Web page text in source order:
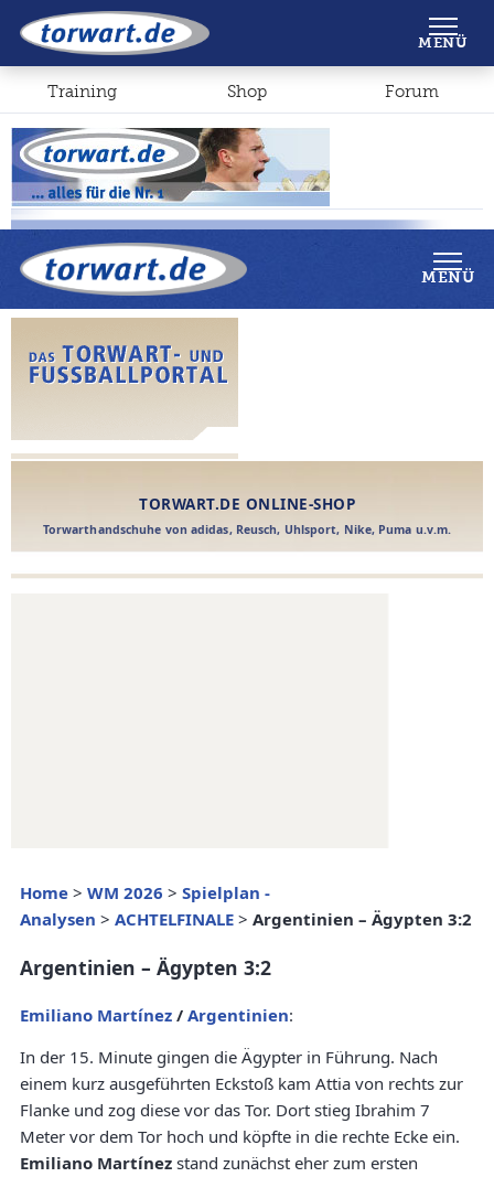
Shop Forum
MENÜ
Home > WM 2026 > Spielplan -
Analysen > ACHTELFINALE > Argentinien – Ägypten 3:2
Argentinien – Ägypten 3:2
Emiliano Martínez / Argentinien:
In der 15. Minute gingen die Ägypter in Führung. Nach
einem kurz ausgeführten Eckstoß kam Attia von rechts zur
Flanke und zog diese vor das Tor. Dort stieg Ibrahim 7
Meter vor dem Tor hoch und köpfte in die rechte Ecke ein.
Emiliano Martínez stand zunächst eher zum ersten